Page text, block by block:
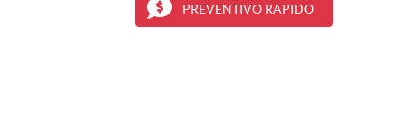
PREVENTIVO RAPIDO